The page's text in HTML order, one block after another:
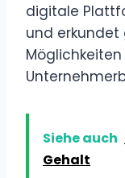
digitale
und erkundet
Siehe auch
Gehalt